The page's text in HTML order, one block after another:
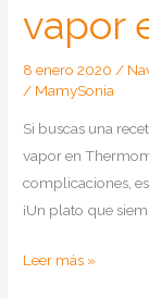
vapor
8 enero 2020 /
/ MamySonia
Si buscas una
vapor en
complicaciones,
¡Un plato que
Como
Leer más »